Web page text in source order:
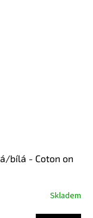
bílá - Coton on
Skladem